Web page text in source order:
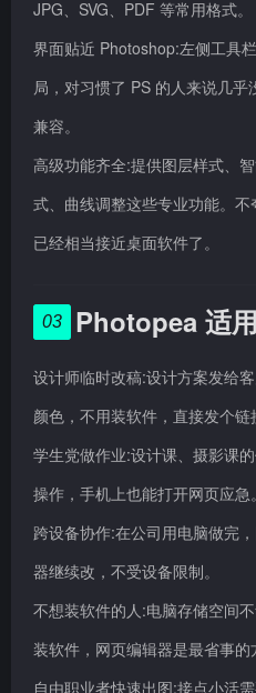
JPG、SVG、PDF 等常用格式。
界面贴近 Photoshop:左侧工具
局，对习惯了 PS 的人来说几
兼容。
高级功能齐全:提供图层样式、
式、曲线调整这些专业功能。
已经相当接近桌面软件了。
03 Photopea 适
设计师临时改稿:设计方案发给
颜色，不用装软件，直接发个链
学生党做作业:设计课、摄影课
操作，手机上也能打开网页应急。
跨设备协作:在公司用电脑做完
器继续改，不受设备限制。
不想装软件的人:电脑存储空间
装软件，网页编辑器是最省事的
自由职业者快速出图:接点小活